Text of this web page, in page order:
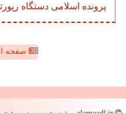
پرونده اسلامی دستگاه
صفحه